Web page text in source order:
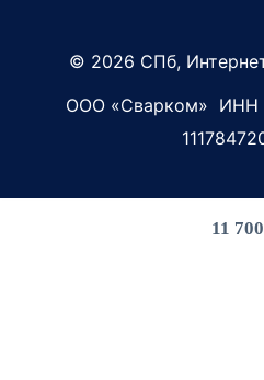
11
© 2026 СПб,
ООО «Сварком» ИНН